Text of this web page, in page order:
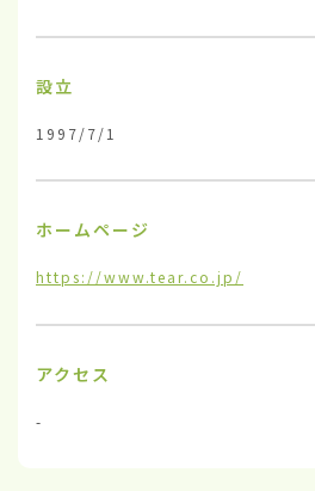
設立
1997/7/1
ホームページ
https://www.tear.co.jp/
アクセス
-